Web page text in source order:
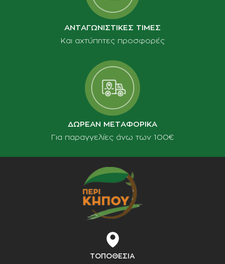
ΑΝΤΑΓΩΝΙΣΤΙΚΕΣ ΤΙΜΕΣ
Και αχτύπητες προσφορές
ΔΩΡΕΑΝ ΜΕΤΑΦΟΡΙΚΑ
Για παραγγελίες άνω των 100€
ΤΟΠΟΘΕΣΙΑ